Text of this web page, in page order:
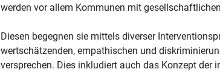
werden vor allem Kommunen mit
Diesen begegnen sie mittels diverser
wertschätzenden, empathischen und
versprechen. Dies inkludiert auch das Konzept